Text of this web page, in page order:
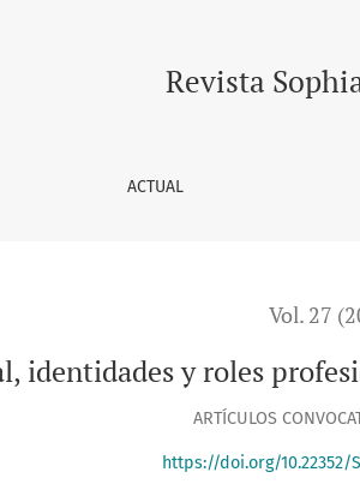
en contextos de escolarización
Revista
ACTUAL
Vol. 27
identidades y roles
ARTÍCULOS
https://doi.org/10.22352/